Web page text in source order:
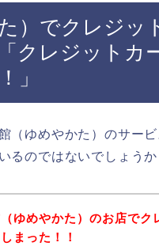
）でクレジッ
クレジットカ
」
（ゆめやかた）のサー
るのではないでしょうか
ゆめやかた）のお店でク
まった！！